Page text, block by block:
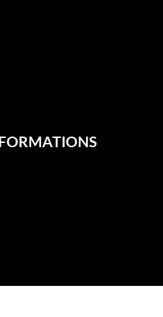
FORMATIONS